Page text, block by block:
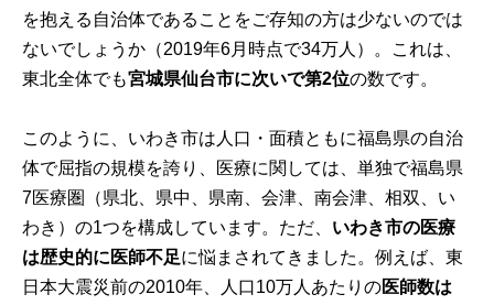
を抱える自治体であることをご存知の方は少ないのでは
ないでしょうか（2019年6月時点で34万人）。これは、
東北全体でも宮城県仙台市に次いで第2位の数です。
このように、いわき市は人口・面積ともに福島県の自治
体で屈指の規模を誇り、医療に関しては、単独で福島県
7医療圏（県北、県中、県南、会津、南会津、相双、い
わき）の1つを構成しています。ただ、 いわき市の医療
は歴史的に医師不足に悩まされてきました。例えば、東
日本大震災前の2010年、人口10万人あたりの医師数は